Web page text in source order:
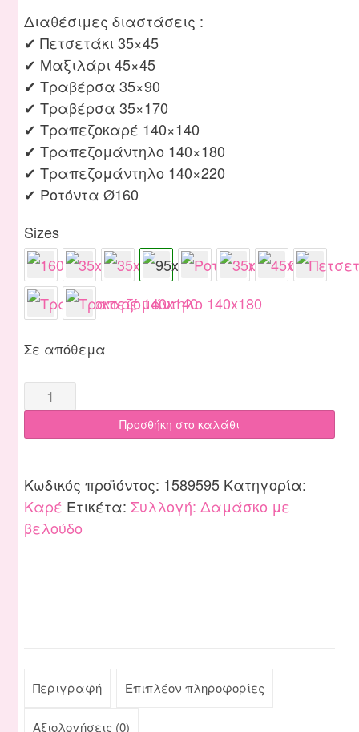
Διαθέσιμες διαστάσεις :
✔ Πετσετάκι 35×45
✔ Μαξιλάρι 45×45
✔ Τραβέρσα 35×90
✔ Τραβέρσα 35×170
✔ Τραπεζοκαρέ 140×140
✔ Τραπεζομάντηλο 140×180
✔ Τραπεζομάντηλο 140×220
✔ Ροτόντα Ø160
Sizes
Σε απόθεμα
Καρέ
95x95
Δαμάσκο
εκρού
quantity
Προσθήκη στο καλάθι
Κωδικός προϊόντος: 1589595 Κατηγορία:
Καρέ Ετικέτα: Συλλογή: Δαμάσκο με
βελούδο
Περιγραφή Επιπλέον πληροφορίες
Αξιολογήσεις (0)